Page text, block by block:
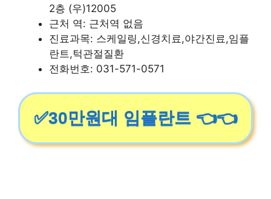
2층 (우)12005
근처 역: 근처역 없음
진료과목: 스케일링,신경치료,야간진료,임플
란트,턱관절질환
전화번호: 031-571-0571
✅30만원대 임플란트 👈👈